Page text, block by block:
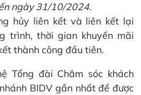
ngày 31/10/2024.
hủy liên kết và liên kết lại
trình, thời gian khuyến mãi
thành công đầu tiên.
Tổng đài Chăm sóc khách
BIDV gần nhất để được